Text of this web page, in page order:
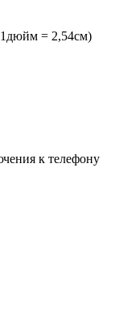
= 2,54см)
к телефону